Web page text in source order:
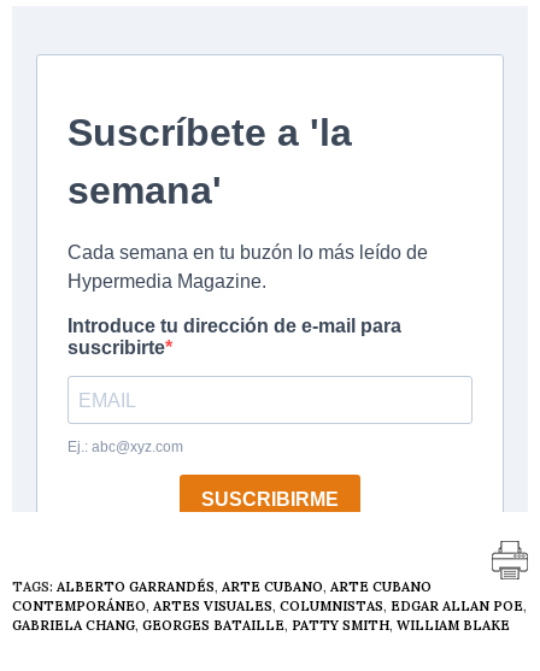
TAGS: ALBERTO GARRANDÉS, ARTE CUBANO, ARTE CUBANO
CONTEMPORÁNEO, ARTES VISUALES, COLUMNISTAS, EDGAR ALLAN POE,
GABRIELA CHANG, GEORGES BATAILLE, PATTY SMITH, WILLIAM BLAKE